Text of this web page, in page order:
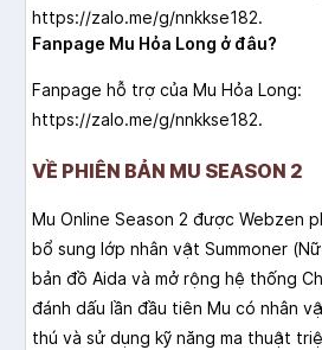
https://zalo.me/g/nnkkse182.
Fanpage Mu Hỏa Long ở đâu?
Fanpage hỗ trợ của Mu Hỏa Long:
https://zalo.me/g/nnkkse182.
VỀ PHIÊN BẢN MU SEASON 2
Mu Online Season 2 được Webzen
bổ sung lớp nhân vật Summoner
bản đồ Aida và mở rộng hệ thống
đánh dấu lần đầu tiên Mu có nhân
thú và sử dụng kỹ năng ma thuật